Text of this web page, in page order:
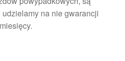
na nie gwarancji